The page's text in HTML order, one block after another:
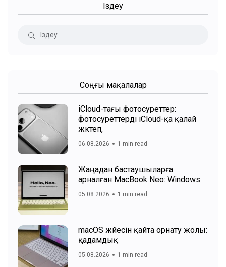
Іздеу
Соңғы мақалалар
iCloud-тағы фотосуреттер:
фотосуреттерді iCloud-қа қалай
жүктеп,
06.08.2026 1 min read
Жаңадан бастаушыларға
арналған MacBook Neo: Windows
05.08.2026 1 min read
macOS жүйесін қайта орнату жолы:
қадамдық
05.08.2026 1 min read